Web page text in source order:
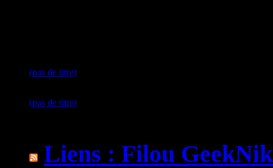
(pas de titre)
(pas de titre)
Liens : Filou GeekNik